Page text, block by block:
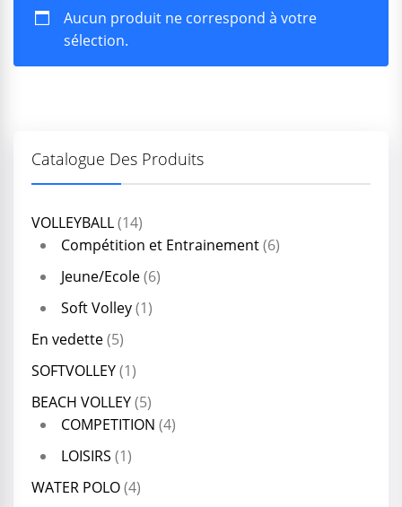
Aucun produit ne correspond à votre
sélection.
Catalogue Des Produits
VOLLEYBALL(14)
Compétition et Entrainement(6)
Jeune/Ecole(6)
Soft Volley(1)
En vedette(5)
SOFTVOLLEY(1)
BEACH VOLLEY(5)
COMPETITION (4)
LOISIRS (1)
WATER POLO(4)